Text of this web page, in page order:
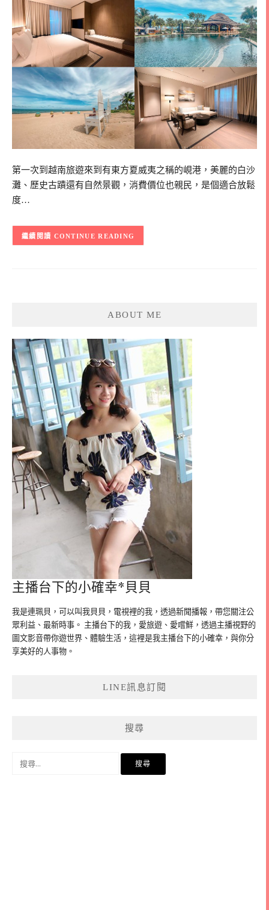
第一次到越南旅遊來到有東方夏威夷之稱的峴港，美麗的白沙
灘、歷史古蹟還有自然景觀，消費價位也親民，是個適合放鬆
度…
CONTINUE READING
ABOUT ME
主播台下的小確幸*貝貝
我是連珮貝，可以叫我貝貝，電視裡的我，透過新聞播報，帶您關注公
眾利益、最新時事。 主播台下的我，愛旅遊、愛嚐鮮，透過主播視野的
圖文影音帶你遊世界、體驗生活，這裡是我主播台下的小確幸，與你分
享美好的人事物。
LINE訊息訂閱
搜尋